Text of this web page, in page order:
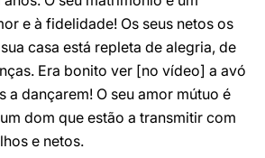
e à fidelidade! Os seus netos os
casa está repleta de alegria, de
Era bonito ver [no vídeo] a avó
a dançarem! O seu amor mútuo é
dom que estão a transmitir com
e netos.